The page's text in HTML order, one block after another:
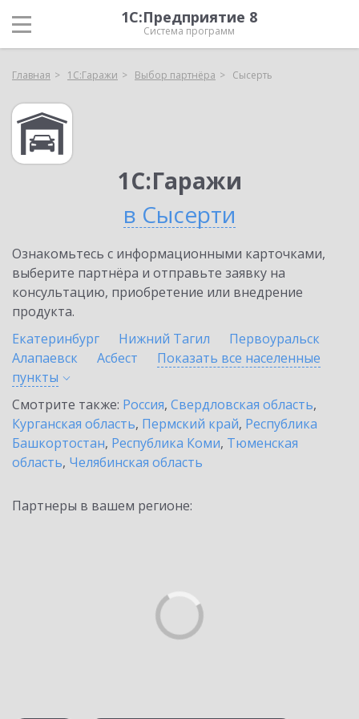
1С:Предприятие 8
Система программ
Главная 1С:Гаражи Выбор партнёра Сысерть
1С:Гаражи
в Сысерти
Ознакомьтесь с информационными карточками,
выберите партнёра и отправьте заявку на
консультацию, приобретение или внедрение
продукта.
Екатеринбург
Нижний Тагил
Первоуральск
Алапаевск
Асбест
Показать все населенные
пункты
Смотрите также: Россия, Свердловская область,
Курганская область, Пермский край, Республика
Башкортостан, Республика Коми, Тюменская
область, Челябинская область
Партнеры в вашем регионе: